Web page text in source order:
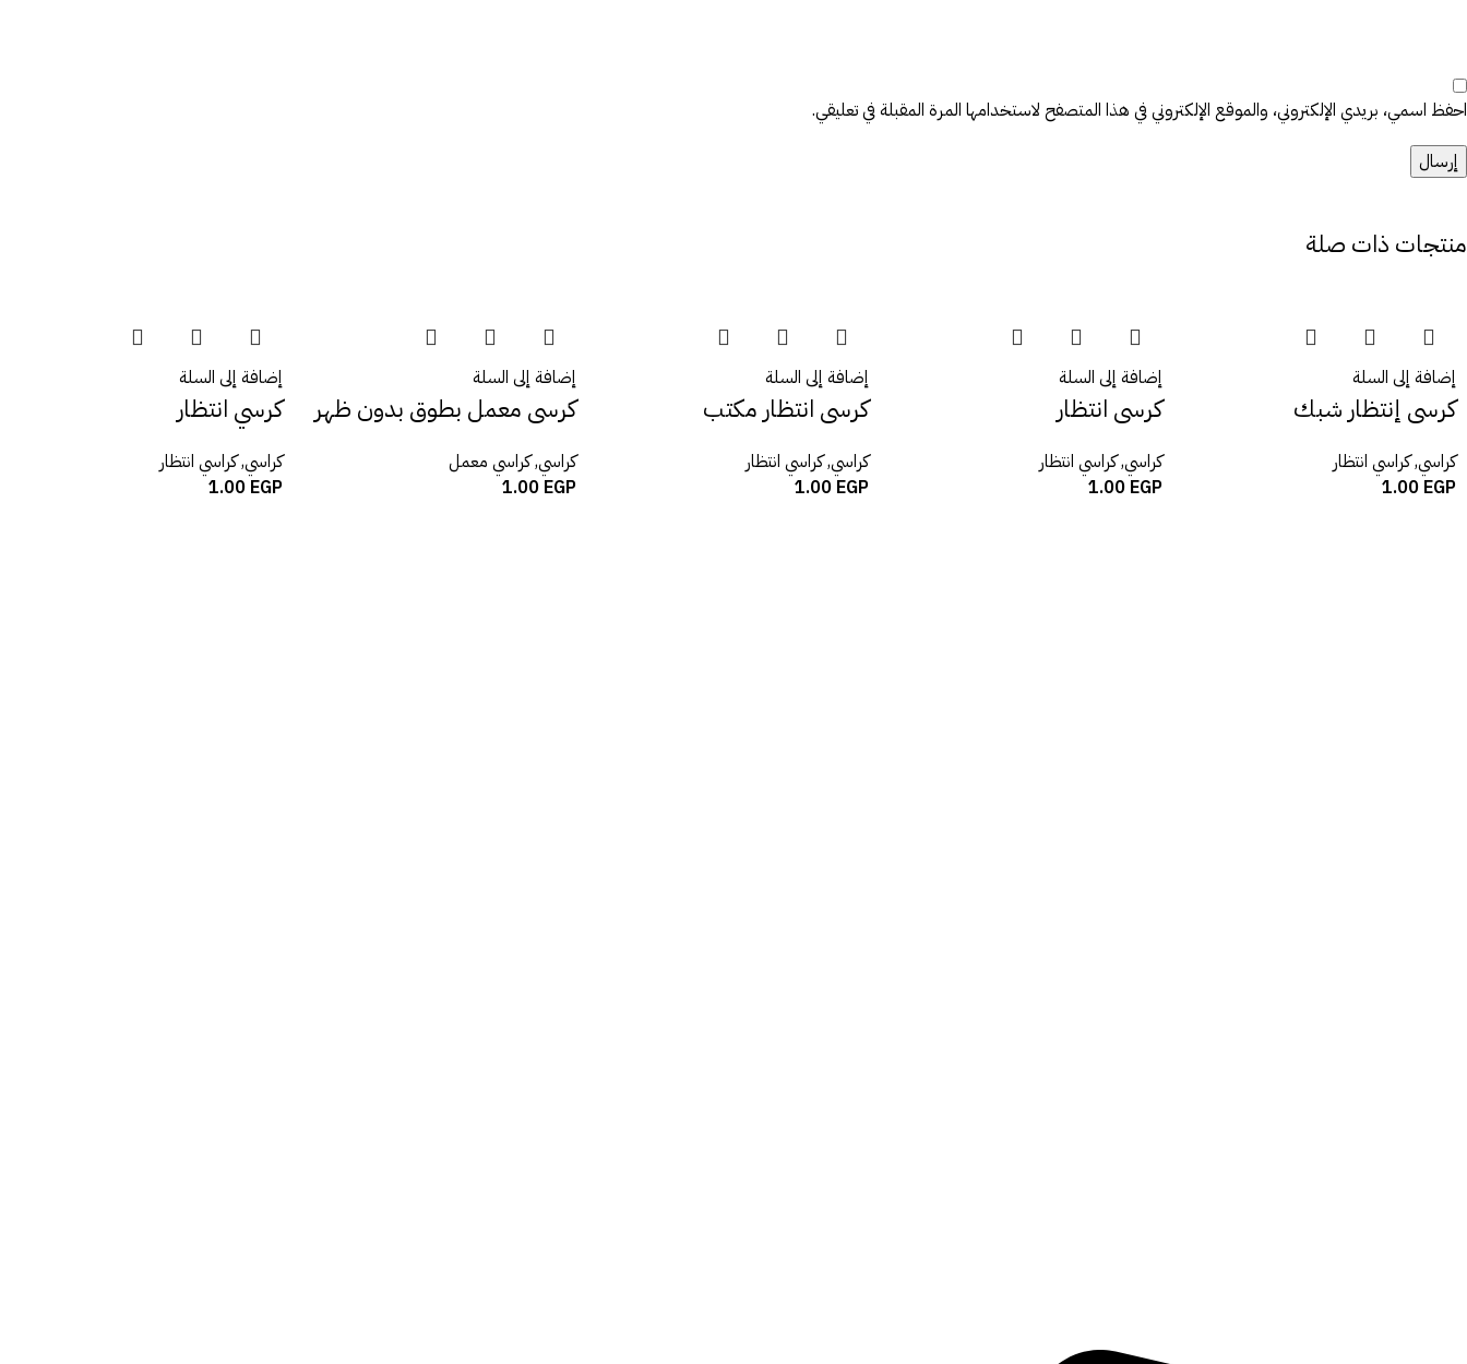
احفظ اسمي، بريدي الإلكتروني، والموقع الإلكتروني في هذا المتصفح لاستخدامها المرة المقبلة في تعليقي.
منتجات ذات صلة
إضافة إلى السلة
كرسى إنتظار شبك
كراسي,كراسي انتظار
1.00 EGP
إضافة إلى السلة
كرسى انتظار
كراسي,كراسي انتظار
1.00 EGP
إضافة إلى السلة
كرسى انتظار مكتب
كراسي,كراسي انتظار
1.00 EGP
إضافة إلى السلة
كرسى معمل بطوق بدون ظهر
كراسي,كراسي معمل
1.00 EGP
إضافة إلى السلة
كرسي انتظار
كراسي,كراسي انتظار
1.00 EGP